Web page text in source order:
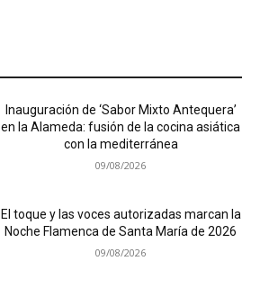
Inauguración de ‘Sabor Mixto Antequera’
en la Alameda: fusión de la cocina asiática
con la mediterránea
09/08/2026
El toque y las voces autorizadas marcan la
Noche Flamenca de Santa María de 2026
09/08/2026